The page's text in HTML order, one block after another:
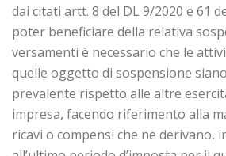
dai citati artt. 8 del DL 9/2020 e 61
poter beneficiare della relativa
versamenti è necessario che le
quelle oggetto di sospensione
prevalente rispetto alle altre
impresa, facendo riferimento alla
ricavi o compensi che ne derivano,